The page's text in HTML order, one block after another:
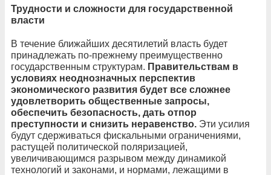
Трудности и сложности для государственной
власти
В течение ближайших десятилетий власть будет
принадлежать по-прежнему преимущественно
государственным структурам. Правительствам в
условиях неоднозначных перспектив
экономического развития будет все сложнее
удовлетворить общественные запросы,
обеспечить безопасность, дать отпор
преступности и снизить неравенство. Эти усилия
будут сдерживаться фискальными ограничениями,
растущей политической поляризацией,
увеличивающимся разрывом между динамикой
технологий и законами, и нормами, лежащими в